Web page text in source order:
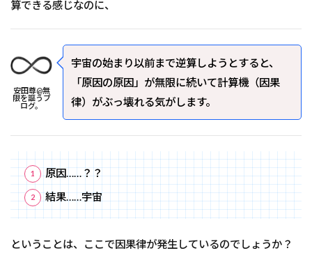
算できる感じなのに、
安田尊@無
限を謳うブ
ログ。
宇宙の始まり以前まで逆算しようとすると、
「原因の原因」が無限に続いて計算機（因果
律）がぶっ壊れる気がします。
原因……？？
結果……宇宙
ということは、ここで因果律が発生しているのでしょうか？